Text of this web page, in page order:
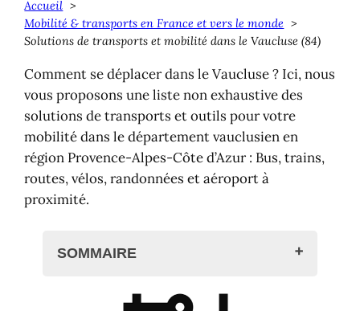
Accueil
Mobilité & transports en France et vers le monde
Solutions de transports et mobilité dans le Vaucluse (84)
Comment se déplacer dans le Vaucluse ? Ici, nous
vous proposons une liste non exhaustive des
solutions de transports et outils pour votre
mobilité dans le département vauclusien en
région Provence-Alpes-Côte d’Azur : Bus, trains,
routes, vélos, randonnées et aéroport à
proximité.
SOMMAIRE
Transports et mobilité dans le